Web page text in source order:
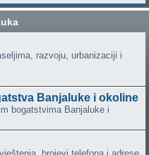
razvoju, urbanizaciji i
Banjaluke i okoline
bogatstvima Banjaluke i